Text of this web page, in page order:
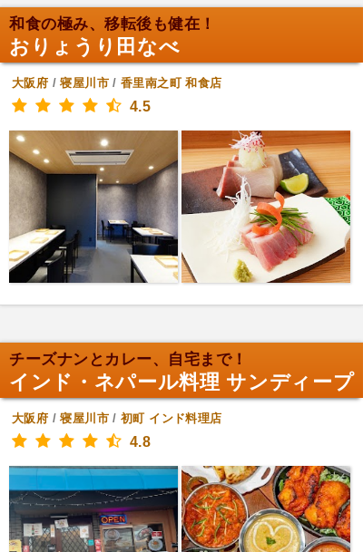
和食の極み、移転後も健在！
おりょうり田なべ
大阪府 /寝屋川市/香里南之町 和食店
4.5
チーズナンとカレー、自宅まで！
インド・ネパール料理 サンディープ
大阪府 /寝屋川市/初町 インド料理店
4.8